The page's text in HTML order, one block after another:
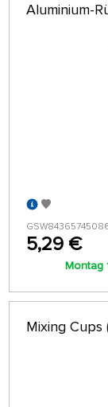
Aluminium-
5,29 €
Montag
Mixing Cups